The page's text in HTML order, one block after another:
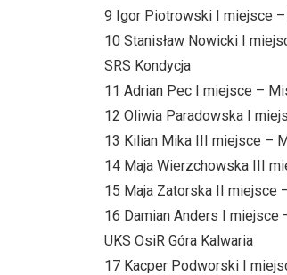
9 Igor Piotrowski I miejsce –
10 Stanisław Nowicki I
SRS Kondycja
11 Adrian Pec I miejsce –
12 Oliwia Paradowska I
13 Kilian Mika III miejsce –
14 Maja Wierzchowska III
15 Maja Zatorska II miejsce
16 Damian Anders I
UKS OsiR Góra Kalwaria
17 Kacper Podworski I